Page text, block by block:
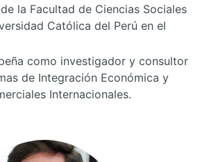
la Facultad de Ciencias Sociales
Católica del Perú en el
como investigador y consultor
de Integración Económica y
Internacionales.